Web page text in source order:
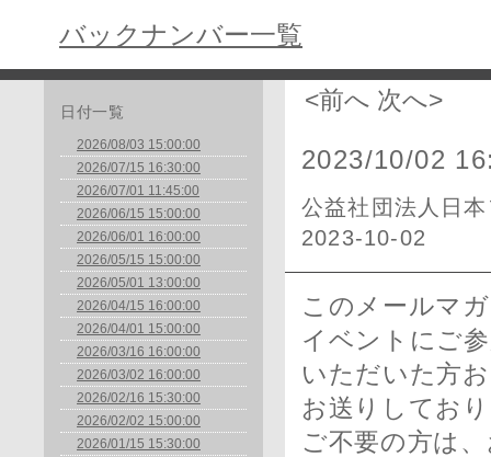
バックナンバー一覧
日付一覧
2026/08/03 15:00:00
2026/07/15 16:30:00
2026/07/01 11:45:00
2026/06/15 15:00:00
2026/06/01 16:00:00
2026/05/15 15:00:00
2026/05/01 13:00:00
2026/04/15 16:00:00
2026/04/01 15:00:00
2026/03/16 16:00:00
2026/03/02 16:00:00
2026/02/16 15:30:00
2026/02/02 15:00:00
2026/01/15 15:30:00
<前へ 次へ>
2023/10/02
公益社団法人日
2023-10-02
このメールマ
イベントにご
いただいた方
お送りしてお
ご不要の方は